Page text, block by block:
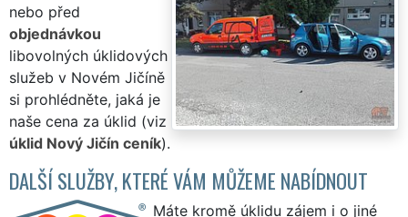
nebo před
objednávkou
libovolných úklidových
služeb v Novém Jičíně
si prohlédněte, jaká je
naše cena za úklid (viz
úklid Nový Jičín ceník).
DALŠÍ SLUŽBY, KTERÉ VÁM MŮŽEME NABÍDNOUT
Máte kromě úklidu zájem i o jiné